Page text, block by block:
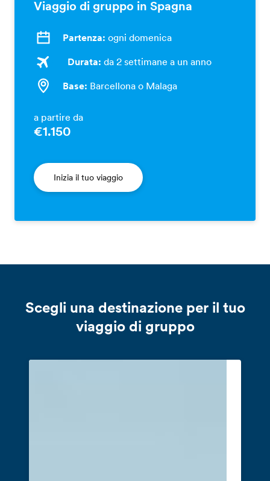
Viaggio di gruppo in Spagna
Partenza: ogni domenica
Durata: da 2 settimane a un anno
Base: Barcellona o Malaga
a partire da
€1.150
Inizia il tuo viaggio
Scegli una destinazione per il tuo
viaggio di gruppo